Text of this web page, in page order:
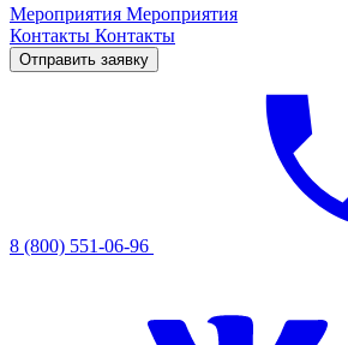
Мероприятия Мероприятия
Контакты Контакты
Отправить заявку
8 (800) 551-06-96